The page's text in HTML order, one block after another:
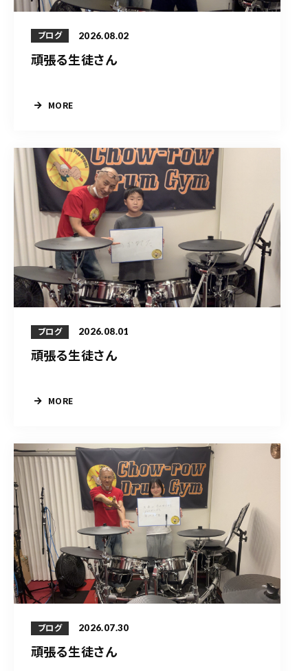
ブログ 2026.08.02
頑張る生徒さん
MORE
ブログ 2026.08.01
頑張る生徒さん
MORE
ブログ 2026.07.30
頑張る生徒さん